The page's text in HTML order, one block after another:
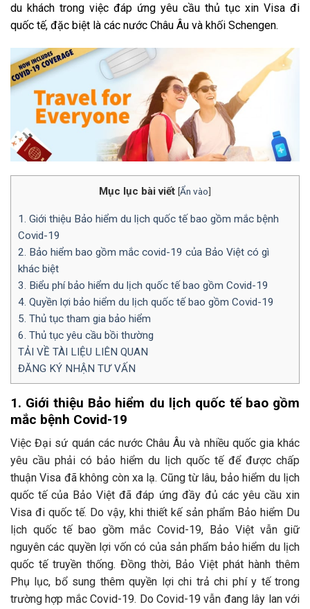
du khách trong việc đáp ứng yêu cầu thủ tục xin Visa đi
quốc tế, đặc biệt là các nước Châu Âu và khối Schengen.
Mục lục bài viết [Ẩn vào]
1. Giới thiệu Bảo hiểm du lịch quốc tế bao gồm mắc bệnh
Covid-19
2. Bảo hiểm bao gồm mắc covid-19 của Bảo Việt có gì
khác biệt
3. Biểu phí bảo hiểm du lịch quốc tế bao gồm Covid-19
4. Quyền lợi bảo hiểm du lịch quốc tế bao gồm Covid-19
5. Thủ tục tham gia bảo hiểm
6. Thủ tục yêu cầu bồi thường
TẢI VỀ TÀI LIỆU LIÊN QUAN
ĐĂNG KÝ NHẬN TƯ VẤN
1. Giới thiệu Bảo hiểm du lịch quốc tế bao gồm
mắc bệnh Covid-19
Việc Đại sứ quán các nước Châu Âu và nhiều quốc gia khác
yêu cầu phải có bảo hiểm du lịch quốc tế để được chấp
thuận Visa đã không còn xa lạ. Cũng từ lâu, bảo hiểm du lịch
quốc tế của Bảo Việt đã đáp ứng đầy đủ các yêu cầu xin
Visa đi quốc tế. Do vậy, khi thiết kế sản phẩm Bảo hiểm Du
lịch quốc tế bao gồm mắc Covid-19, Bảo Việt vẫn giữ
nguyên các quyền lợi vốn có của sản phẩm bảo hiểm du lịch
quốc tế truyền thống. Đồng thời, Bảo Việt phát hành thêm
Phụ lục, bổ sung thêm quyền lợi chi trả chi phí y tế trong
trường hợp mắc Covid-19. Do Covid-19 vẫn đang lây lan với